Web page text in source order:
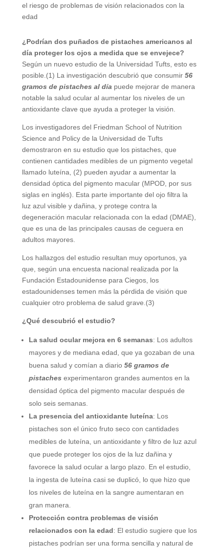
el riesgo de problemas de visión relacionados con la
edad
¿Podrían dos puñados de pistaches americanos al
día proteger los ojos a medida que se envejece?
Según un nuevo estudio de la Universidad Tufts, esto es
posible.(1) La investigación descubrió que consumir 56
gramos de pistaches al día puede mejorar de manera
notable la salud ocular al aumentar los niveles de un
antioxidante clave que ayuda a proteger la visión.
Los investigadores del Friedman School of Nutrition
Science and Policy de la Universidad de Tufts
demostraron en su estudio que los pistaches, que
contienen cantidades medibles de un pigmento vegetal
llamado luteína, (2) pueden ayudar a aumentar la
densidad óptica del pigmento macular (MPOD, por sus
siglas en inglés). Esta parte importante del ojo filtra la
luz azul visible y dañina, y protege contra la
degeneración macular relacionada con la edad (DMAE),
que es una de las principales causas de ceguera en
adultos mayores.
Los hallazgos del estudio resultan muy oportunos, ya
que, según una encuesta nacional realizada por la
Fundación Estadounidense para Ciegos, los
estadounidenses temen más la pérdida de visión que
cualquier otro problema de salud grave.(3)
¿Qué descubrió el estudio?
La salud ocular mejora en 6 semanas: Los adultos
mayores y de mediana edad, que ya gozaban de una
buena salud y comían a diario 56 gramos de
pistaches experimentaron grandes aumentos en la
densidad óptica del pigmento macular después de
solo seis semanas.
La presencia del antioxidante luteína: Los
pistaches son el único fruto seco con cantidades
medibles de luteína, un antioxidante y filtro de luz azul
que puede proteger los ojos de la luz dañina y
favorece la salud ocular a largo plazo. En el estudio,
la ingesta de luteína casi se duplicó, lo que hizo que
los niveles de luteína en la sangre aumentaran en
gran manera.
Protección contra problemas de visión
relacionados con la edad: El estudio sugiere que los
pistaches podrían ser una forma sencilla y natural de